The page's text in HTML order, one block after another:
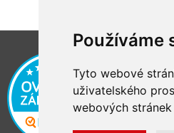
Používáme
Tyto webové
uživatelského
webových